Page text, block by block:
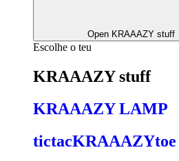
Open KRAAAZY stuff
Escolhe o teu
KRAAAZY stuff
KRAAAZY LAMP
tictacKRAAAZYtoe